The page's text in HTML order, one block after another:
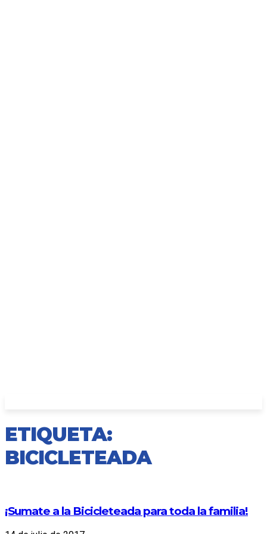
ETIQUETA:
BICICLETEADA
¡Sumate a la Bicicleteada para toda la familia!